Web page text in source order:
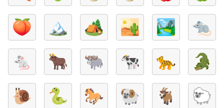
🍑
🏔️ 🏕️ 🏜️ 🏞️
🐀
🐁
🐂 🐃 🐄 🐆
🐊
🐌
🐍 🐎 🐏 🐐
🐑